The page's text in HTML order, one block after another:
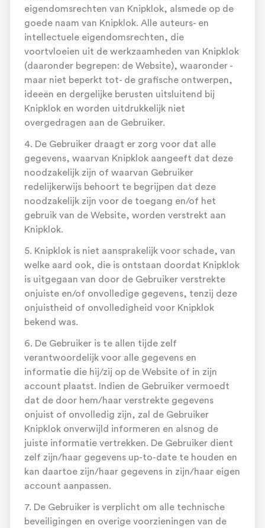
eigendomsrechten van Knipklok, alsmede op de
goede naam van Knipklok. Alle auteurs- en
intellectuele eigendomsrechten, die
voortvloeien uit de werkzaamheden van Knipklok
(daaronder begrepen: de Website), waaronder -
maar niet beperkt tot- de grafische ontwerpen,
ideeën en dergelijke berusten uitsluitend bij
Knipklok en worden uitdrukkelijk niet
overgedragen aan de Gebruiker.
4. De Gebruiker draagt er zorg voor dat alle
gegevens, waarvan Knipklok aangeeft dat deze
noodzakelijk zijn of waarvan Gebruiker
redelijkerwijs behoort te begrijpen dat deze
noodzakelijk zijn voor de toegang en/of het
gebruik van de Website, worden verstrekt aan
Knipklok.
5. Knipklok is niet aansprakelijk voor schade, van
welke aard ook, die is ontstaan doordat Knipklok
is uitgegaan van door de Gebruiker verstrekte
onjuiste en/of onvolledige gegevens, tenzij deze
onjuistheid of onvolledigheid voor Knipklok
bekend was.
6. De Gebruiker is te allen tijde zelf
verantwoordelijk voor alle gegevens en
informatie die hij/zij op de Website of in zijn
account plaatst. Indien de Gebruiker vermoedt
dat de door hem/haar verstrekte gegevens
onjuist of onvolledig zijn, zal de Gebruiker
Knipklok onverwijld informeren en alsnog de
juiste informatie vertrekken. De Gebruiker dient
zelf zijn/haar gegevens up-to-date te houden en
kan daartoe zijn/haar gegevens in zijn/haar eigen
account aanpassen.
7. De Gebruiker is verplicht om alle technische
beveiligingen en overige voorzieningen van de